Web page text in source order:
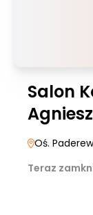
Salon
Oś.
Teraz